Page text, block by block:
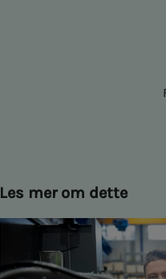
Les mer om dette